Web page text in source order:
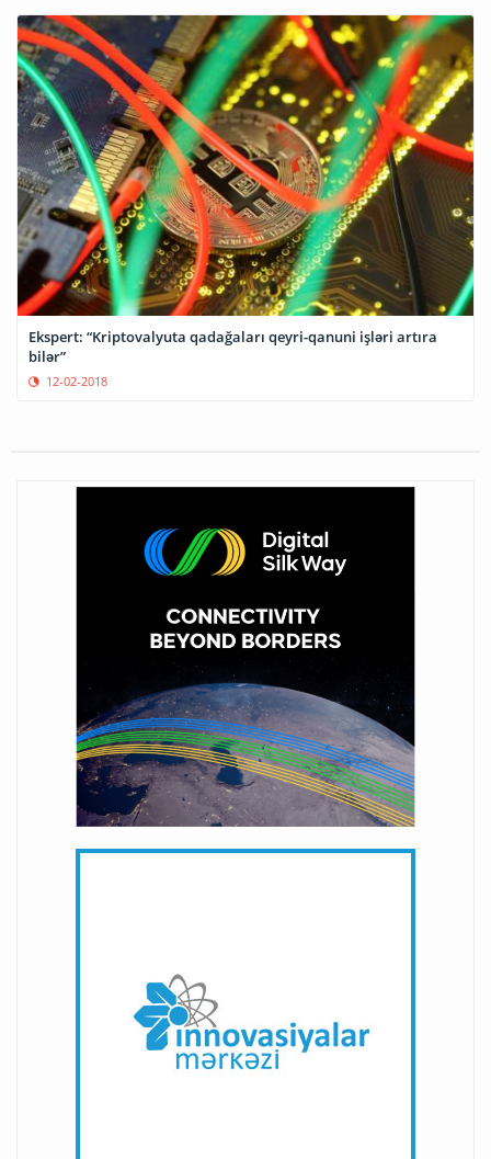
Ekspert: “Kriptovalyuta qadağaları qeyri-qanuni işləri artıra
bilər”
12-02-2018